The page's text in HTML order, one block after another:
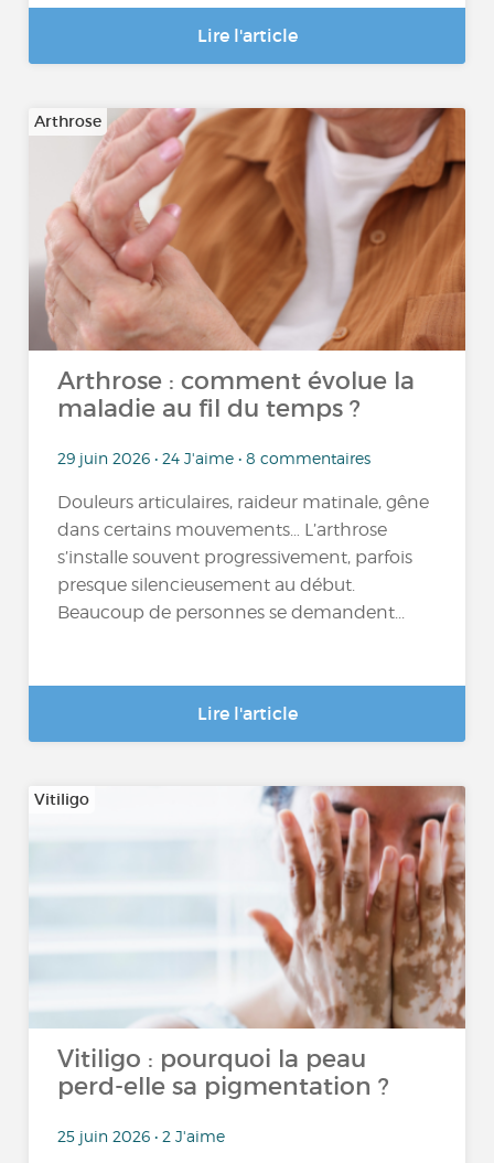
Lire l'article
Arthrose
Arthrose : comment évolue la
maladie au fil du temps ?
29 juin 2026 • 24 J'aime • 8 commentaires
Douleurs articulaires, raideur matinale, gêne
dans certains mouvements… L’arthrose
s’installe souvent progressivement, parfois
presque silencieusement au début.
Beaucoup de personnes se demandent...
Lire l'article
Vitiligo
Vitiligo : pourquoi la peau
perd-elle sa pigmentation ?
25 juin 2026 • 2 J'aime